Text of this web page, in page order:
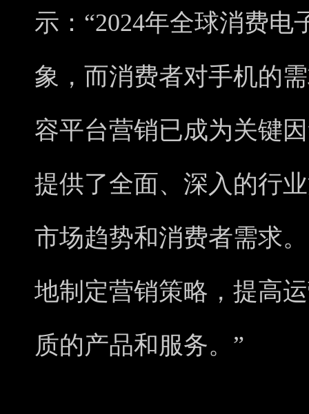
示：“2024年全球消费
象，而消费者对手机的
容平台营销已成为关键
提供了全面、深入的行
市场趋势和消费者需求
地制定营销策略，提高
质的产品和服务。”